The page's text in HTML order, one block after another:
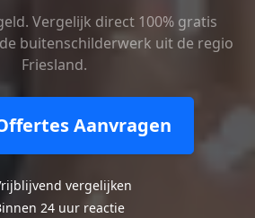
Vergelijk direct 100% gratis
buitenschilderwerk uit de regio
Friesland.
Aanvragen
vergelijken
24 uur reactie